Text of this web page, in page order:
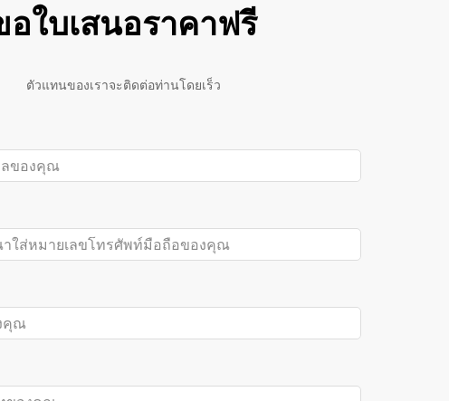
อใบเสนอราคาฟรี
ตัวแทนของเราจะติดต่อท่านโดยเร็ว